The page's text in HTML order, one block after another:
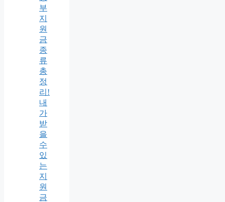
부
지
원
금
종
류
총
정
리!
내
가
받
을
수
있
는
지
원
금